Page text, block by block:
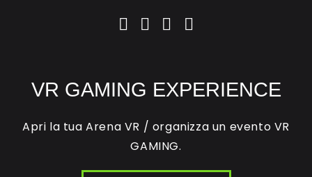
VR GAMING EXPERIENCE
Apri la tua Arena VR / organizza un evento VR
GAMING.